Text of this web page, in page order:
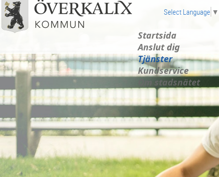
Startsida
Anslut dig
Tjänster
Kundservice
Om stadsnätet
Select Language ▼